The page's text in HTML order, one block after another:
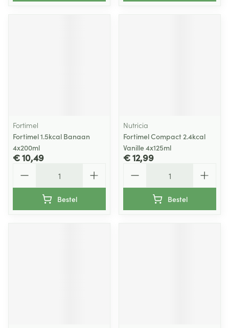
Fortimel
Fortimel 1.5kcal Banaan
4x200ml
€ 10,49
Bestel
Nutricia
Fortimel Compact 2.4kcal
Vanille 4x125ml
€ 12,99
Bestel